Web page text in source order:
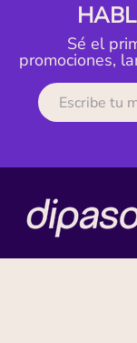
Sé el
promociones,
MI CUENTA